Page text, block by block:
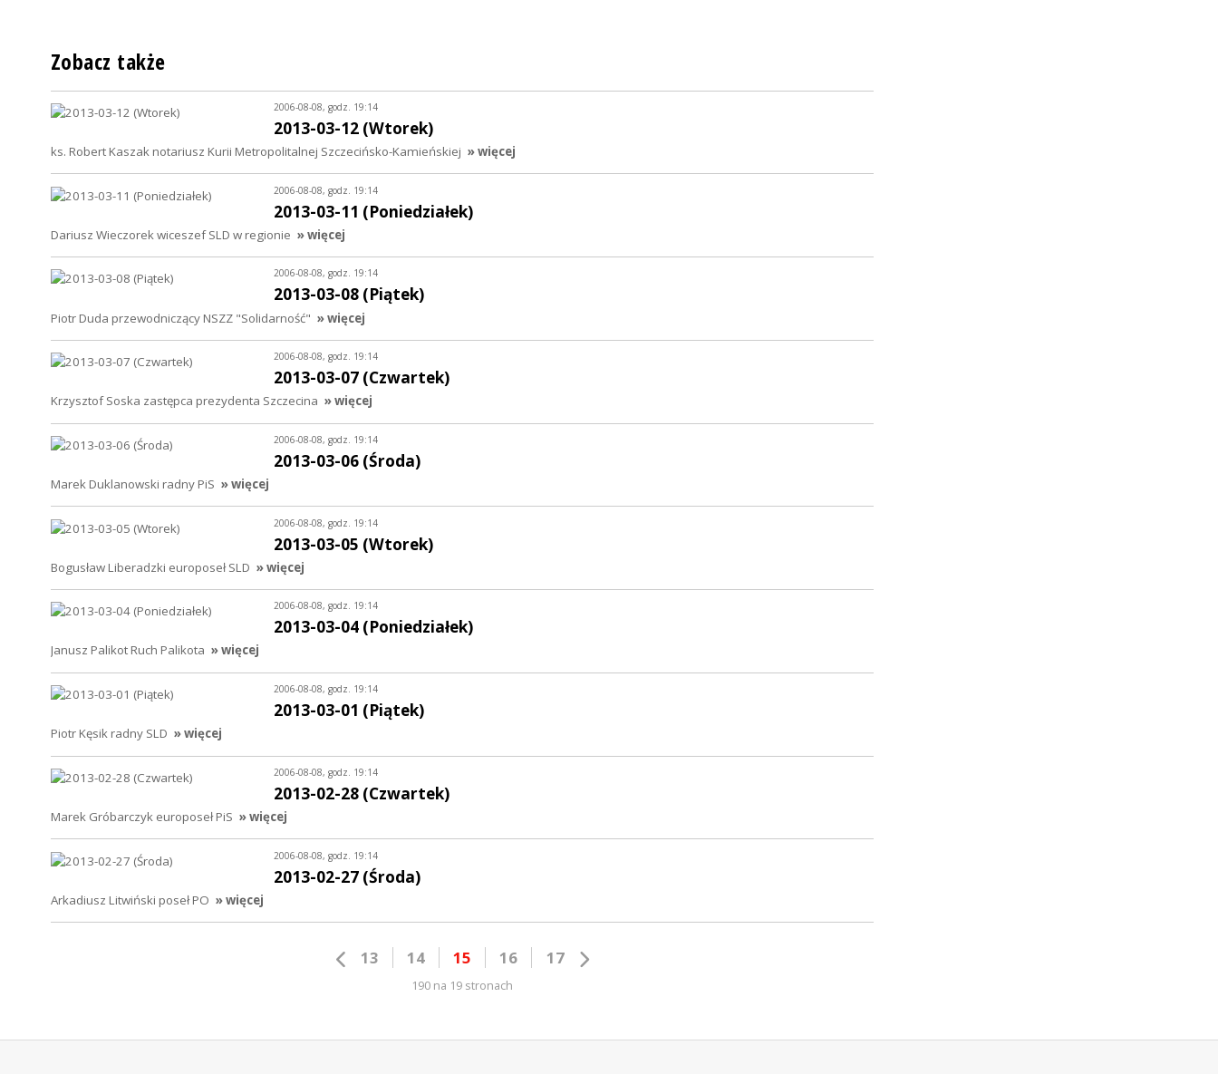
Zobacz także
2006-08-08, godz. 19:14
2013-03-12 (Wtorek)
ks. Robert Kaszak notariusz Kurii Metropolitalnej Szczecińsko-Kamieńskiej » więcej
2006-08-08, godz. 19:14
2013-03-11 (Poniedziałek)
Dariusz Wieczorek wiceszef SLD w regionie » więcej
2006-08-08, godz. 19:14
2013-03-08 (Piątek)
Piotr Duda przewodniczący NSZZ "Solidarność" » więcej
2006-08-08, godz. 19:14
2013-03-07 (Czwartek)
Krzysztof Soska zastępca prezydenta Szczecina » więcej
2006-08-08, godz. 19:14
2013-03-06 (Środa)
Marek Duklanowski radny PiS » więcej
2006-08-08, godz. 19:14
2013-03-05 (Wtorek)
Bogusław Liberadzki europoseł SLD » więcej
2006-08-08, godz. 19:14
2013-03-04 (Poniedziałek)
Janusz Palikot Ruch Palikota » więcej
2006-08-08, godz. 19:14
2013-03-01 (Piątek)
Piotr Kęsik radny SLD » więcej
2006-08-08, godz. 19:14
2013-02-28 (Czwartek)
Marek Gróbarczyk europoseł PiS » więcej
2006-08-08, godz. 19:14
2013-02-27 (Środa)
Arkadiusz Litwiński poseł PO » więcej
13 14 15 16 17
190 na 19 stronach